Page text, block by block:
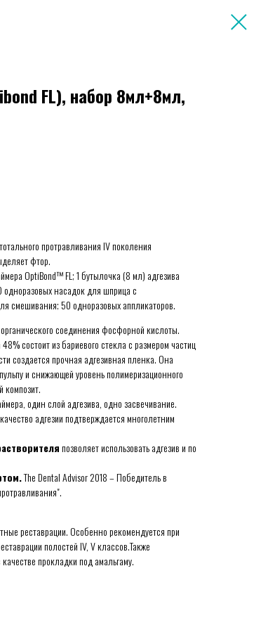
FL), набор 8мл+8мл,
протравливания IV поколения
фтор.
OptiBond™ FL; 1 бутылочка (8 мл) адгезива
одноразовых насадок для шприца с
смешивания; 50 одноразовых аппликаторов.
соединения фосфорной кислоты.
состоит из бариевого стекла с размером частиц
создается прочная адгезивная пленка. Она
и снижающей уровень полимеризационного
композит.
один слой адгезива, одно засвечивание.
адгезии подтверждается многолетним
позволяет использовать адгезив и по
The Dental Advisor 2018 – Победитель в
реставрации. Особенно рекомендуется при
полостей IV, V классов.Также
прокладки под амальгаму.